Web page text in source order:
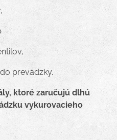
prevádzky.
ktoré zaručujú dlhú
vykurovacieho